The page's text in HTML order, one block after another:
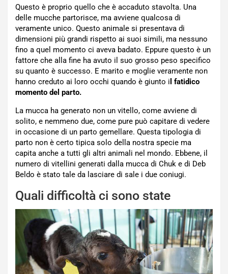
Questo è proprio quello che è accaduto stavolta. Una
delle mucche partorisce, ma avviene qualcosa di
veramente unico. Questo animale si presentava di
dimensioni più grandi rispetto ai suoi simili, ma nessuno
fino a quel momento ci aveva badato. Eppure questo è un
fattore che alla fine ha avuto il suo grosso peso specifico
su quanto è successo. E marito e moglie veramente non
hanno creduto ai loro occhi quando è giunto i l fatidico
momento del parto.
La mucca ha generato non un vitello, come avviene di
solito, e nemmeno due, come pure può capitare di vedere
in occasione di un parto gemellare. Questa tipologia di
parto non è certo tipica solo della nostra specie ma
capita anche a tutti gli altri animali nel mondo. Ebbene, il
numero di vitellini generati dalla mucca di Chuk e di Deb
Beldo è stato tale da lasciare di sale i due coniugi.
Quali difficoltà ci sono state